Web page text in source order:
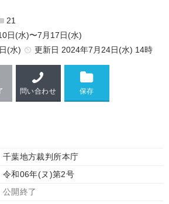
21
日(水)〜7月17日(水)
(水) 更新日 2024年7月24日(水) 14時
問い合わせ
千葉地方裁判所本庁
令和06年(ヌ)第2号
公開終了